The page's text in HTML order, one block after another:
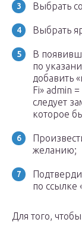
Выбрать
Выбрать
В
по
добавить
Fi» admin
следует
которое
желанию;
по ссылке
Для того,